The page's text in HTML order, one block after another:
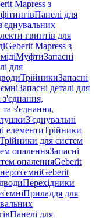
Mapress з
Панелі для
гвинтів для
Geberit Mapress з
МуфтиЗапасні
для
ТрійникиЗапасні
Запасні деталі для
та з'єднання,
З'єднувальні
елементиТрійники
для систем
опаленняЗапасні
опаленняGeberit
Geberit
Перехідники
Приладдя для
Панелі для